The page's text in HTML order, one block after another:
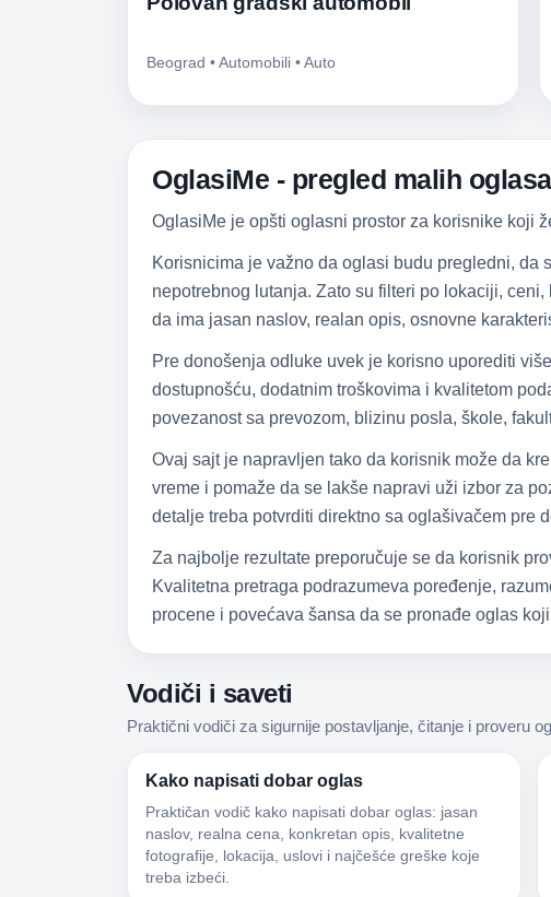
Beograd • Automobili • Auto
OglasiMe - pregled malih
OglasiMe je opšti oglasni prostor za korisnike koji
Korisnicima je važno da oglasi budu pregledni, da
nepotrebnog lutanja. Zato su filteri po lokaciji,
da ima jasan naslov, realan opis, osnovne
Pre donošenja odluke uvek je korisno uporediti
dostupnošću, dodatnim troškovima i kvalitetom
povezanost sa prevozom, blizinu posla, škole,
Ovaj sajt je napravljen tako da korisnik može da
vreme i pomaže da se lakše napravi uži izbor za
detalje treba potvrditi direktno sa oglašivačem pre
Za najbolje rezultate preporučuje se da korisnik
Kvalitetna pretraga podrazumeva poređenje,
procene i povećava šansa da se pronađe oglas
Vodiči i saveti
Praktični vodiči za sigurnije postavljanje, čitanje i proveru
Kako napisati dobar oglas
Praktičan vodič kako napisati dobar oglas: jasan
naslov, realna cena, konkretan opis, kvalitetne
fotografije, lokacija, uslovi i najčešće greške koje
treba izbeći.